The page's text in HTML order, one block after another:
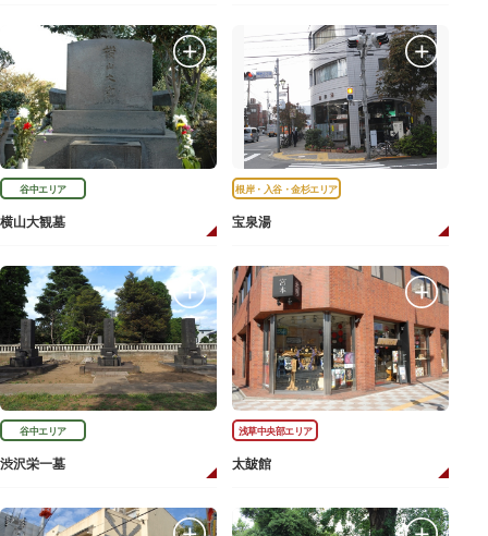
谷中エリア
横山大観墓
根岸・入谷・金杉エリア
宝泉湯
谷中エリア
渋沢栄一墓
浅草中央部エリア
太皷館